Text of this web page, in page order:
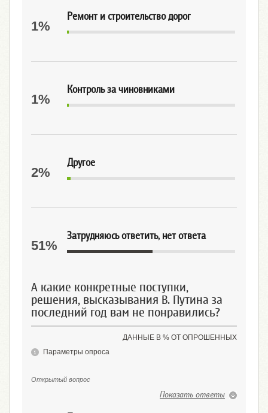
Ремонт и строительство дорог
1%
Контроль за чиновниками
1%
Другое
2%
Затрудняюсь ответить, нет ответа
51%
А какие конкретные поступки,
решения, высказывания В. Путина за
последний год вам не понравились?
ДАННЫЕ В % ОТ ОПРОШЕННЫХ
Параметры опроса
Открытый вопрос
Показать ответы